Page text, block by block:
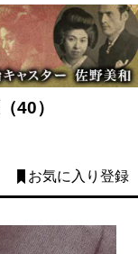
40）
お気に入り登録